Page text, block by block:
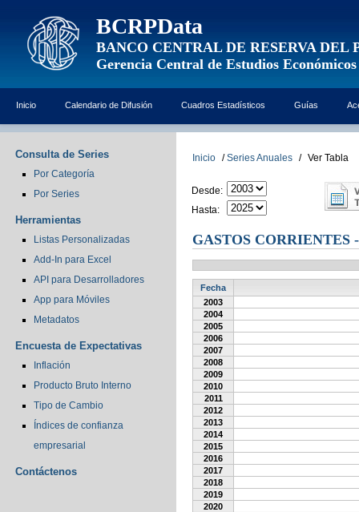
BCRPData
BANCO CENTRAL DE RESERVA DEL
Gerencia Central de Estudios Económicos
Inicio Calendario de Difusión Cuadros Estadísticos Guías
Consulta de Series
Por Categoría
Por Series
Herramientas
Listas Personalizadas
Add-In para Excel
API para Desarrolladores
App para Móviles
Metadatos
Encuesta de Expectativas
Inflación
Producto Bruto Interno
Tipo de Cambio
Índices de confianza
empresarial
Contáctenos
Inicio / Series Anuales / Ver Tabla
Desde:
Hasta:
GASTOS
Fecha
2003
2004
2005
2006
2007
2008
2009
2010
2011
2012
2013
2014
2015
2016
2017
2018
2019
2020